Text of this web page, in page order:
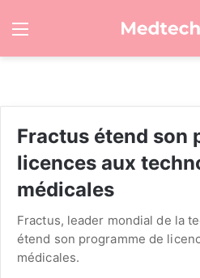
Menu
Fractus étend son
licences aux
médicales
Fractus, leader mondial de la
étend son programme de
médicales.